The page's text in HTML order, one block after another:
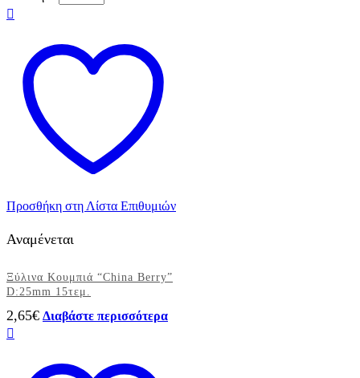
Προσθήκη στη Λίστα Επιθυμιών
Αναμένεται
Ξύλινα Κουμπιά “China Berry”
D:25mm 15τεμ.
2,65€ Διαβάστε περισσότερα